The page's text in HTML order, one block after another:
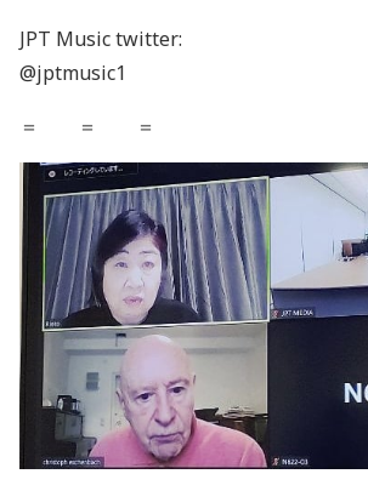
JPT Music twitter:
@jptmusic1
＝ ＝ ＝